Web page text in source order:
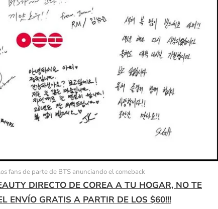
fans de parte de BTS anunciando el comeback
DIRECTO DE COREA A TU HOGAR, NO TE
ENVÍO GRATIS A PARTIR DE LOS $60!!!